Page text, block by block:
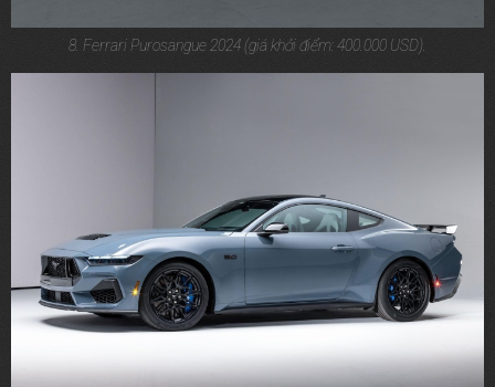
8. Ferrari Purosangue 2024 (giá khởi điểm: 400.000 USD).